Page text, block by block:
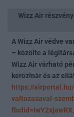
Wizz Air
A Wizz Air védve
– közölte a
Wizz Air várható
kerozinár és az
https://
valtozasaval-